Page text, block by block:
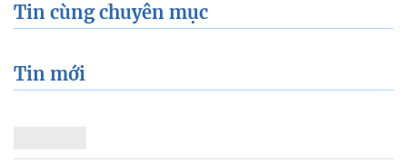
Tin cùng chuyên mục
Tin mới